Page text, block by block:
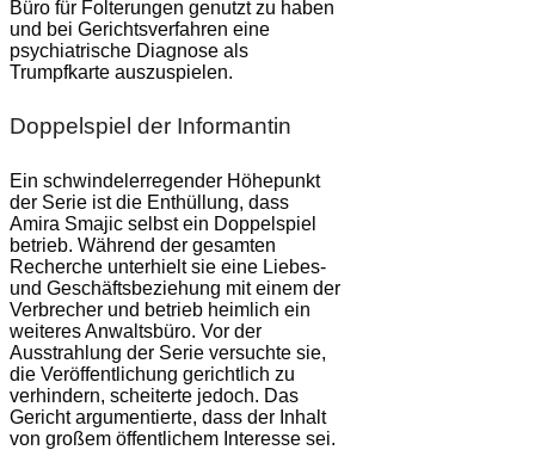
Büro für Folterungen genutzt zu haben
und bei Gerichtsverfahren eine
psychiatrische Diagnose als
Trumpfkarte auszuspielen.
Doppelspiel der Informantin
Ein schwindelerregender Höhepunkt
der Serie ist die Enthüllung, dass
Amira Smajic selbst ein Doppelspiel
betrieb. Während der gesamten
Recherche unterhielt sie eine Liebes-
und Geschäftsbeziehung mit einem der
Verbrecher und betrieb heimlich ein
weiteres Anwaltsbüro. Vor der
Ausstrahlung der Serie versuchte sie,
die Veröffentlichung gerichtlich zu
verhindern, scheiterte jedoch. Das
Gericht argumentierte, dass der Inhalt
von großem öffentlichem Interesse sei.